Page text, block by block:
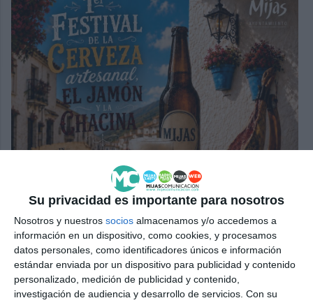
Su privacidad es importante para nosotros
Nosotros y nuestros socios almacenamos y/o accedemos a
información en un dispositivo, como cookies, y procesamos
datos personales, como identificadores únicos e información
estándar enviada por un dispositivo para publicidad y contenido
personalizado, medición de publicidad y contenido,
investigación de audiencia y desarrollo de servicios. Con su